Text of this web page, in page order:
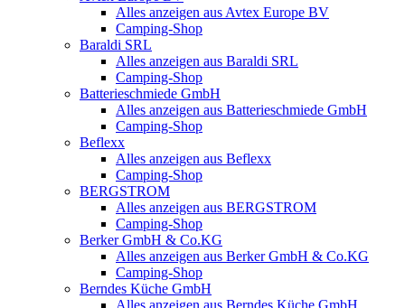
Alles anzeigen aus Avtex Europe BV
Camping-Shop
Baraldi SRL
Alles anzeigen aus Baraldi SRL
Camping-Shop
Batterieschmiede GmbH
Alles anzeigen aus Batterieschmiede GmbH
Camping-Shop
Beflexx
Alles anzeigen aus Beflexx
Camping-Shop
BERGSTROM
Alles anzeigen aus BERGSTROM
Camping-Shop
Berker GmbH & Co.KG
Alles anzeigen aus Berker GmbH & Co.KG
Camping-Shop
Berndes Küche GmbH
Alles anzeigen aus Berndes Küche GmbH